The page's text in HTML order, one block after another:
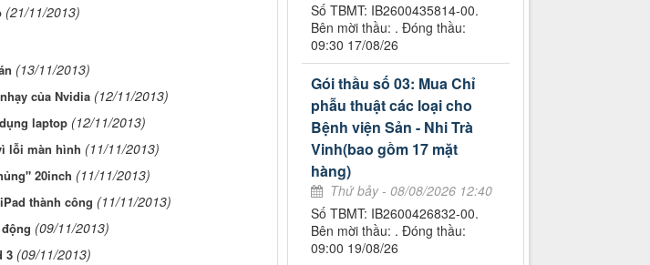
(21/11/2013)
(13/11/2013)
của Nvidia (12/11/2013)
laptop (12/11/2013)
lỗi màn hình (11/11/2013)
20inch (11/11/2013)
thành công (11/11/2013)
(09/11/2013)
3 (09/11/2013)
Số TBMT: IB2600435814-00.
Bên mời thầu: . Đóng thầu:
09:30 17/08/26
Gói thầu số 03: Mua Chỉ
phẫu thuật các loại cho
Bệnh viện Sản - Nhi Trà
Vinh(bao gồm 17 mặt
hàng)
Thứ bảy - 08/08/2026 12:40
Số TBMT: IB2600426832-00.
Bên mời thầu: . Đóng thầu:
09:00 19/08/26